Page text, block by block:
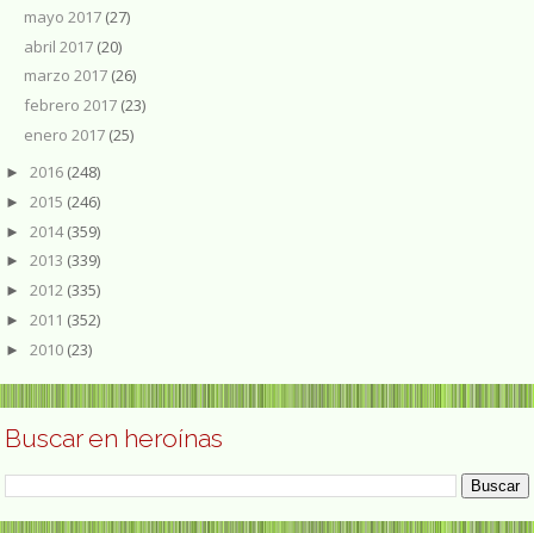
mayo 2017 (27)
abril 2017 (20)
marzo 2017 (26)
febrero 2017 (23)
enero 2017 (25)
► 2016 (248)
► 2015 (246)
► 2014(359)
► 2013 (339)
► 2012 (335)
► 2011 (352)
► 2010 (23)
Buscar en heroínas